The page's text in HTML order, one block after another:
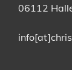
06112